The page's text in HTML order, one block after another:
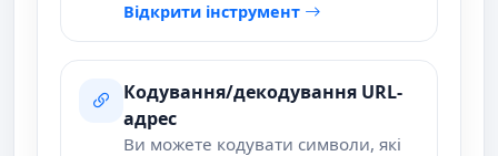
Відкрити інструмент
Кодування/декодування URL-
адрес
Ви можете кодувати символи, які